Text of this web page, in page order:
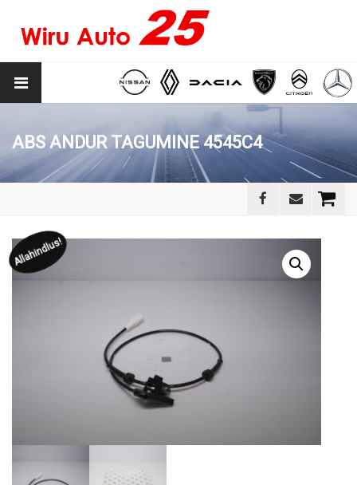
ABS ANDUR TAGUMINE 4545C4
Allahindlus!